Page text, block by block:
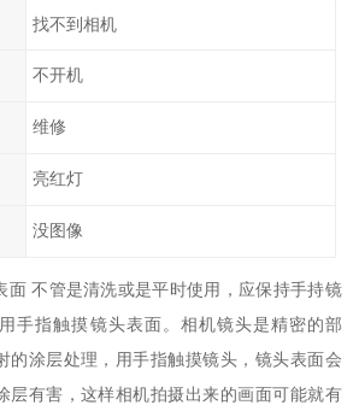
找不到相机
不开机
维修
亮红灯
没图像
面 不管是清洗或是平时使用，应保持手持镜
手指触摸镜头表面。相机镜头是精密的部
的涂层处理，用手指触摸镜头，镜头表面会
层有害，这样相机拍摄出来的画面可能就有